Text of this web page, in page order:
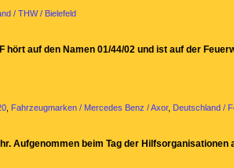
/ THW / Bielefeld
hört auf den Namen 01/44/02 und ist auf der
Fahrzeugmarken / Mercedes Benz / Axor, Deutschland /
Aufgenommen beim Tag der Hilfsorganisationen